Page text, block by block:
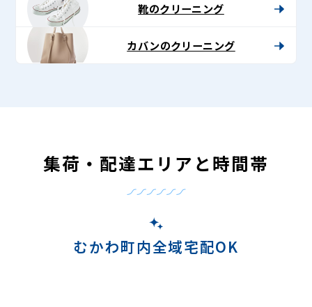
靴のクリーニング
カバンのクリーニング
集荷・配達エリアと時間帯
むかわ町内全域宅配OK